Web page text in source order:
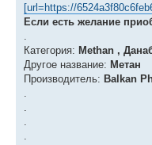
[url=https://
Если есть желание
Категория: Methan ,
Другое название: Метан
Производитель: Balkan